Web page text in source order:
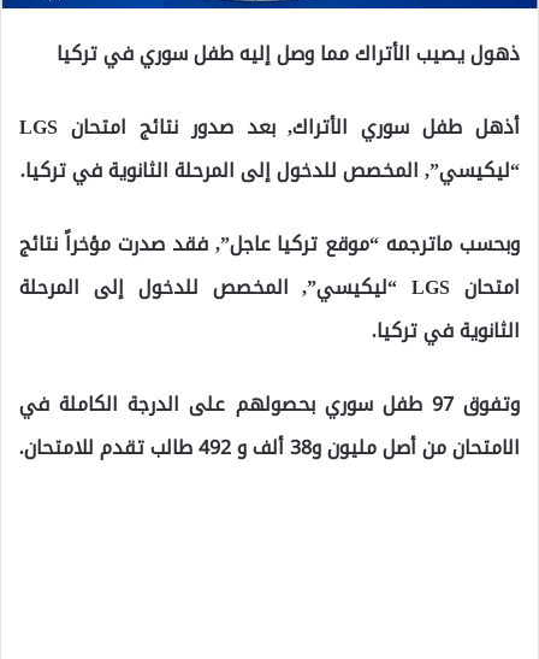
ذهول يصيب الأتراك مما وصل إليه طفل سوري في تركيا
أذهل طفل سوري الأتراك, بعد صدور نتائج امتحان LGS
“ليكيسي”, المخصص للدخول إلى المرحلة الثانوية في تركيا.
وبحسب ماترجمه “موقع تركيا عاجل”, فقد صدرت مؤخراً نتائج
امتحان LGS “ليكيسي”, المخصص للدخول إلى المرحلة
الثانوية في تركيا.
وتفوق 97 طفل سوري بحصولهم على الدرجة الكاملة في
الامتحان من أصل مليون و38 ألف و 492 طالب تقدم للامتحان.